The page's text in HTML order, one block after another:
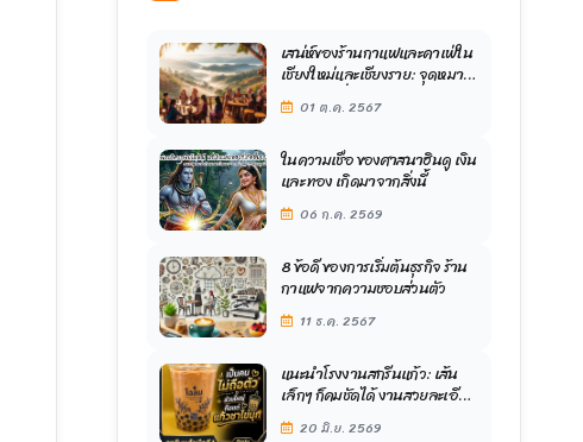
เสน่ห์ของร้านกาแฟและคาเฟ่ใน
เชียงใหม่และเชียงราย: จุดหมาย
ปลายทางที่น่าหลงใหลในปี
256701 ต.ค. 2567
ในความเชื่อ ของศาสนาฮินดู เงิน
และ ทอง เกิดมาจากสิ่งนี้
06 ก.ค. 2569
8 ข้อดี ของการเริ่มต้นธุรกิจ ร้าน
กาแฟจากความชอบส่วนตัว
11 ธ.ค. 2567
แนะนำโรงงานสกรีนแก้ว: เส้น
เล็กๆ ก็คมชัดได้ งานสวยละเอียด
ต้องยกให้ “โรงงานของขวัญใจ”
20 มิ.ย. 2569